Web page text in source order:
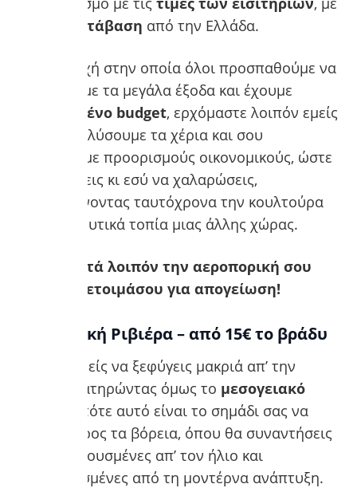
εύκολη μετάβαση από την Ελλάδα.
Σε μια εποχή στην οποία όλοι προσπαθούμε να
αποφύγουμε τα μεγάλα έξοδα και έχουμε
περιορισμένο budget, ερχόμαστε λοιπόν εμείς
για να σου λύσουμε τα χέρια και σου
προτείνουμε προορισμούς οικονομικούς, ώστε
να μπορέσεις κι εσύ να χαλαρώσεις,
απολαμβάνοντας ταυτόχρονα την κουλτούρα
και τα μαγευτικά τοπία μιας άλλης χώρας.
Δέσε σφιχτά λοιπόν την αεροπορική σου
ζώνη, και ετοιμάσου για απογείωση!
1. Αλβανική Ριβιέρα – από 15€ το βράδυ
Εάν επιθυμείς να ξεφύγεις μακριά απ’ την
Ελλάδα, διατηρώντας όμως το μεσογειακό
, τότε αυτό είναι το σημάδι σας να
κινηθείς προς τα βόρεια, όπου θα συναντήσεις
παραλίες λουσμένες απ’ τον ήλιο και
απομακρυσμένες από τη μοντέρνα ανάπτυξη.